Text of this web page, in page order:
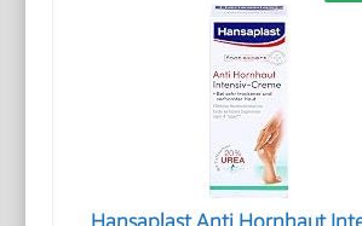
Hansaplast Anti Hornhaut